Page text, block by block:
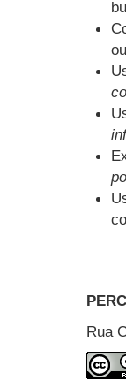
Rua